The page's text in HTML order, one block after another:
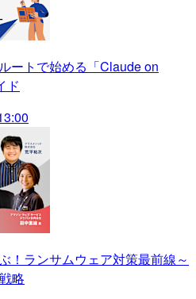
ートで始める「Claude on
ド
！ランサムウェア対策最前線～
略